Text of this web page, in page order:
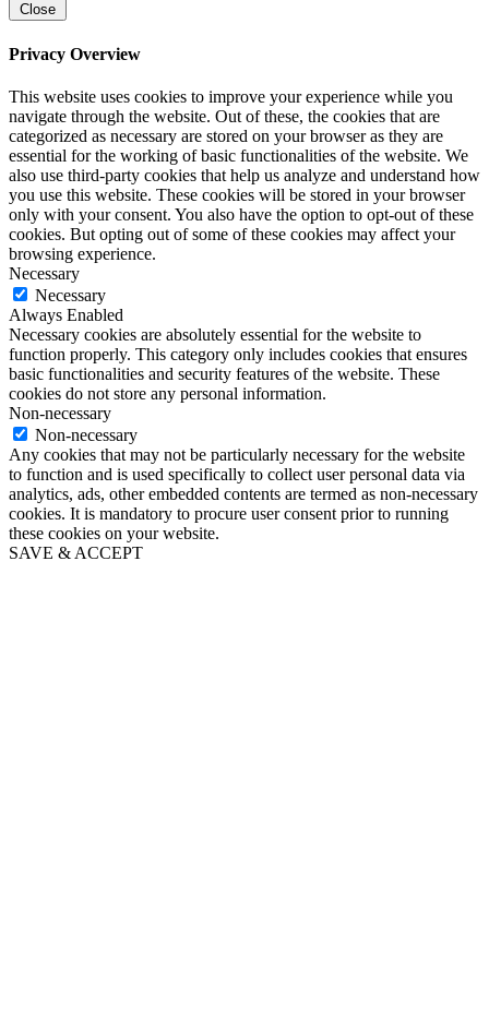
Close
Privacy Overview
This website uses cookies to improve your experience while you
navigate through the website. Out of these, the cookies that are
categorized as necessary are stored on your browser as they are
essential for the working of basic functionalities of the website. We
also use third-party cookies that help us analyze and understand how
you use this website. These cookies will be stored in your browser
only with your consent. You also have the option to opt-out of these
cookies. But opting out of some of these cookies may affect your
browsing experience.
Necessary
Necessary
Always Enabled
Necessary cookies are absolutely essential for the website to
function properly. This category only includes cookies that ensures
basic functionalities and security features of the website. These
cookies do not store any personal information.
Non-necessary
Non-necessary
Any cookies that may not be particularly necessary for the website
to function and is used specifically to collect user personal data via
analytics, ads, other embedded contents are termed as non-necessary
cookies. It is mandatory to procure user consent prior to running
these cookies on your website.
SAVE & ACCEPT